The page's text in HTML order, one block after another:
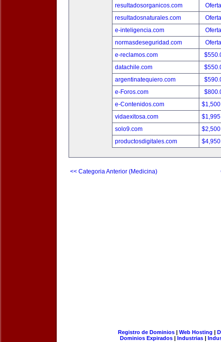
resultadosorganicos.com
resultadosnaturales.com
e-inteligencia.com
normasdeseguridad.com
e-reclamos.com
datachile.com
argentinatequiero.com
e-Foros.com
e-Contenidos.com
vidaexitosa.com
solo9.com
productosdigitales.com
<< Categoria Anterior (Medicina)
Registro de Dominios| Web Hosting |
Dominios Expirados | Industrias |